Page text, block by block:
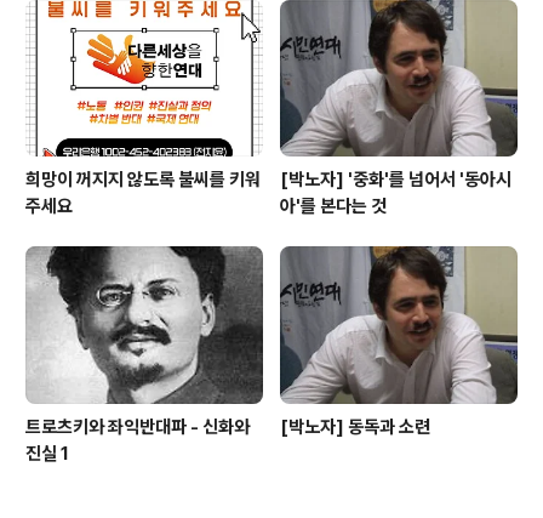
희망이 꺼지지 않도록 불씨를 키워
주세요
[박노자] '중화'를 넘어서 '동아시
아'를 본다는 것
트로츠키와 좌익반대파 - 신화와
진실 1
[박노자] 동독과 소련